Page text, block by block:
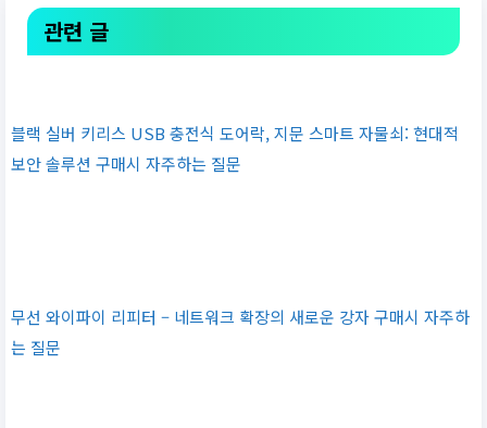
관련 글
블랙 실버 키리스 USB 충전식 도어락, 지문 스마트 자물쇠: 현대적
보안 솔루션 구매시 자주하는 질문
무선 와이파이 리피터 – 네트워크 확장의 새로운 강자 구매시 자주하
는 질문